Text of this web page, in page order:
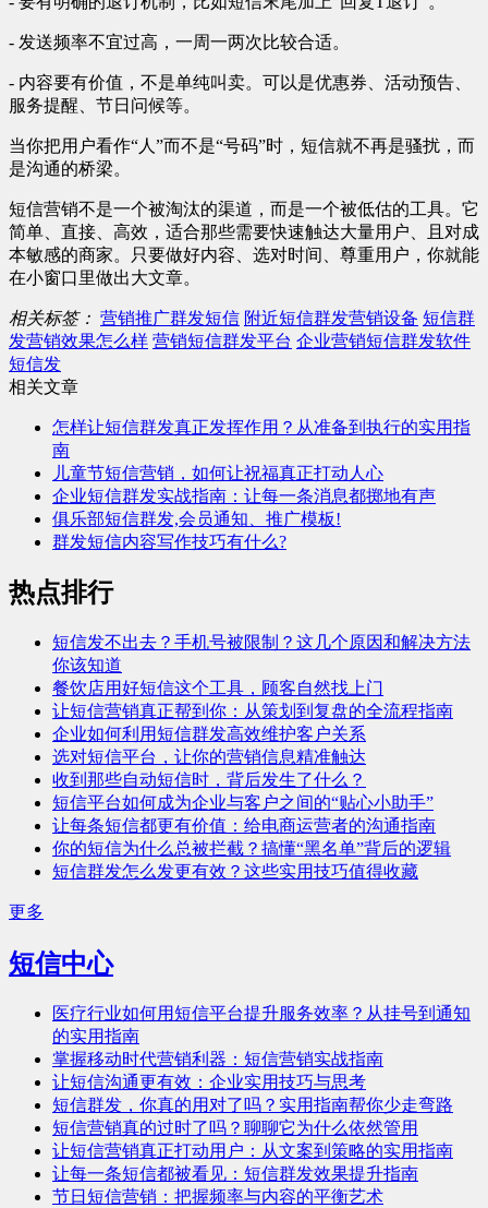
- 发送频率不宜过高，一周一两次比较合适。
- 内容要有价值，不是单纯叫卖。可以是优惠券、活动预告、
服务提醒、节日问候等。
当你把用户看作“人”而不是“号码”时，短信就不再是骚扰，而
是沟通的桥梁。
短信营销不是一个被淘汰的渠道，而是一个被低估的工具。它
简单、直接、高效，适合那些需要快速触达大量用户、且对成
本敏感的商家。只要做好内容、选对时间、尊重用户，你就能
在小窗口里做出大文章。
相关标签： 营销推广群发短信 附近短信群发营销设备 短信群
发营销效果怎么样 营销短信群发平台 企业营销短信群发软件
短信发
相关文章
怎样让短信群发真正发挥作用？从准备到执行的实用指
南
儿童节短信营销，如何让祝福真正打动人心
企业短信群发实战指南：让每一条消息都掷地有声
俱乐部短信群发,会员通知、推广模板!
群发短信内容写作技巧有什么?
热点排行
短信发不出去？手机号被限制？这几个原因和解决方法
你该知道
餐饮店用好短信这个工具，顾客自然找上门
让短信营销真正帮到你：从策划到复盘的全流程指南
企业如何利用短信群发高效维护客户关系
选对短信平台，让你的营销信息精准触达
收到那些自动短信时，背后发生了什么？
短信平台如何成为企业与客户之间的“贴心小助手”
让每条短信都更有价值：给电商运营者的沟通指南
你的短信为什么总被拦截？搞懂“黑名单”背后的逻辑
短信群发怎么发更有效？这些实用技巧值得收藏
更多
短信中心
医疗行业如何用短信平台提升服务效率？从挂号到通知
的实用指南
掌握移动时代营销利器：短信营销实战指南
让短信沟通更有效：企业实用技巧与思考
短信群发，你真的用对了吗？实用指南帮你少走弯路
短信营销真的过时了吗？聊聊它为什么依然管用
让短信营销真正打动用户：从文案到策略的实用指南
让每一条短信都被看见：短信群发效果提升指南
节日短信营销：把握频率与内容的平衡艺术